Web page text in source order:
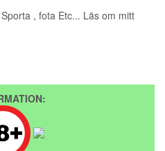
, fota Etc... Läs om mitt